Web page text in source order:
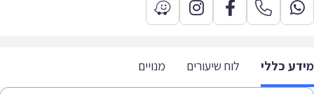
כללי לוח שיעורים מנויים